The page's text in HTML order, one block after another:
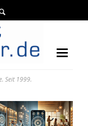
Seit 1999.